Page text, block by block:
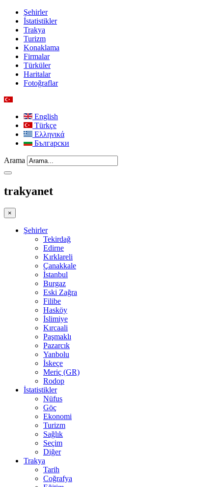
Şehirler
İstatistikler
Trakya
Turizm
Konaklama
Firmalar
Türküler
Haritalar
Fotoğraflar
English
Türkçe
Ελληνικά
Български
Arama
trakyanet
×
Şehirler
Tekirdağ
Edirne
Kırklareli
Çanakkale
İstanbul
Burgaz
Eski Zağra
Filibe
Hasköy
İslimiye
Kırcaali
Paşmaklı
Pazarcık
Yanbolu
İskeçe
Meriç (GR)
Rodop
İstatistikler
Nüfus
Göç
Ekonomi
Turizm
Sağlık
Seçim
Diğer
Trakya
Tarih
Coğrafya